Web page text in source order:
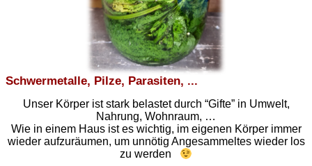
Schwermetalle, Pilze, Parasiten, ...
Unser Körper ist stark belastet durch “Gifte” in Umwelt,
Nahrung, Wohnraum, …
Wie in einem Haus ist es wichtig, im eigenen Körper immer
wieder aufzuräumen, um unnötig Angesammeltes wieder los
zu werden